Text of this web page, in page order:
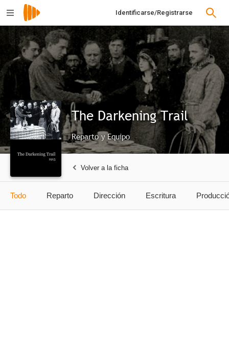
Identificarse/Registrarse
The Darkening Trail
Reparto y Equipo
Volver a la ficha
Todo Reparto Dirección Escritura